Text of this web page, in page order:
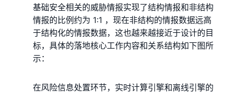
基础安全相关的威胁情报实现了结构情报和非结构
情报的比例约为 1:1 ，现在非结构的情报数据远高
于结构化的情报数据，这也越来越接近于设计的目
标，具体的落地核心工作内容和关系结构如下图所
示：
在⻛险信息处置环节，实时计算引擎和离线引擎的